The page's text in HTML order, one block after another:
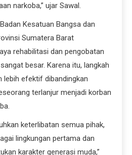
narkoba,” ujar Sawal.
Kesatuan Bangsa dan
Sumatera Barat
rehabilitasi dan pengobatan
besar. Karena itu, langkah
lebih efektif dibandingkan
terlanjur menjadi korban
keterlibatan semua pihak,
lingkungan pertama dan
karakter generasi muda,”